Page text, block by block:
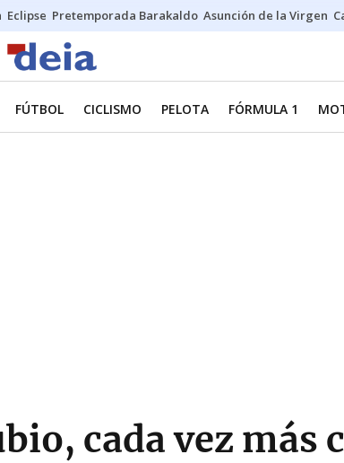
Eclipse Pretemporada Barakaldo Asunción de la Virgen
FÚTBOL CICLISMO PELOTA FÓRMULA 1
cada vez más